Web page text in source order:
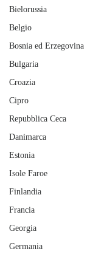
Bielorussia
Belgio
Bosnia ed Erzegovina
Bulgaria
Croazia
Cipro
Repubblica Ceca
Danimarca
Estonia
Isole Faroe
Finlandia
Francia
Georgia
Germania